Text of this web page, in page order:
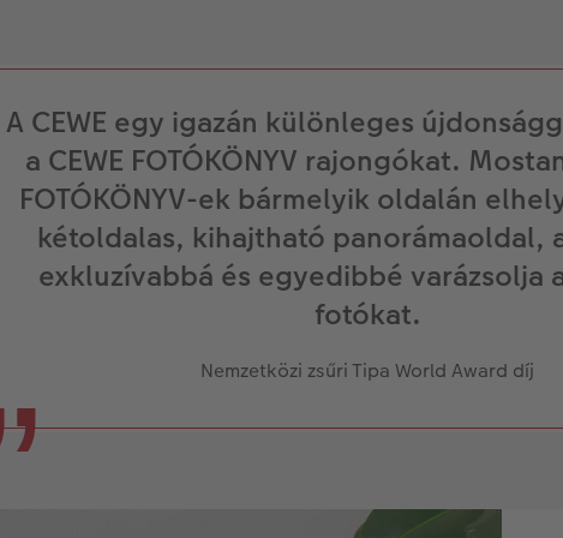
A CEWE egy igazán különleges
a CEWE FOTÓKÖNYV rajongókat.
FOTÓKÖNYV-ek bármelyik oldalán
kétoldalas, kihajtható panorámaoldal,
exkluzívabbá és egyedibbé varázsolja
fotókat.
Nemzetközi zsűri Tipa World Award díj